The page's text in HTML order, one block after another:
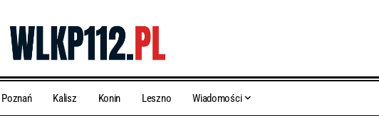
Poznań Kalisz Konin Leszno Wiadomości